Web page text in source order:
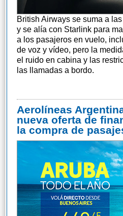
British Airways se suma a
y se alía con Starlink para
a los pasajeros en vuelo,
de voz y vídeo, pero la
el ruido en cabina y las
las llamadas a bordo.
Aerolíneas
nueva oferta de
la compra de